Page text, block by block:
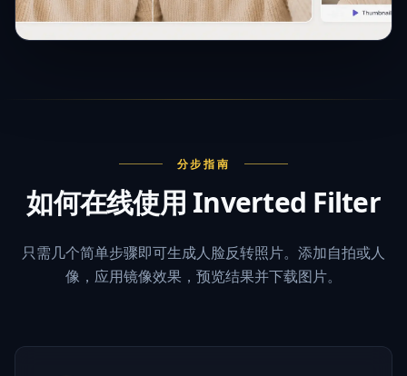
分步指南
如何在线使用 Inverted Filter
只需几个简单步骤即可生成人脸反转照片。添加自拍或人
像，应用镜像效果，预览结果并下载图片。